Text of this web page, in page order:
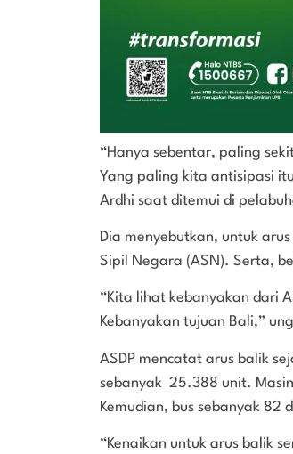
“Hanya sebentar, paling
Yang paling kita antisipasi
Ardhi saat ditemui di
Dia menyebutkan, untuk
Sipil Negara (ASN). Serta,
“Kita lihat kebanyakan dari
Kebanyakan tujuan Bali,”
ASDP mencatat arus balik
sebanyak 25.388 unit.
Kemudian, bus sebanyak 82
“Kenaikan untuk arus balik